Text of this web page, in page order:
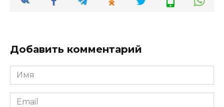
Добавить комментарий
Имя
Email